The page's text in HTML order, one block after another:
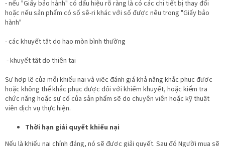
- nếu "Giấy bảo hành" có dấu hiệu rõ ràng là có các chi tiết bị thay đổi
hoặc nếu sản phẩm có số sê-ri khác với số được nêu trong "Giấy bảo
hành"
- các khuyết tật do hao mòn bình thường
- khuyết tật do thiên tai
Sự hợp lệ của mỗi khiếu nại và việc đánh giá khả năng khắc phục được
hoặc không thể khắc phục được đối với khiếm khuyết, hoặc kiểm tra
chức năng hoặc sự cố của sản phẩm sẽ do chuyên viên hoặc kỹ thuật
viên dịch vụ thực hiện.
Thời hạn giải quyết khiếu nại
Nếu là khiếu nại chính đáng, nó sẽ được giải quyết. Sau đó Người mua sẽ